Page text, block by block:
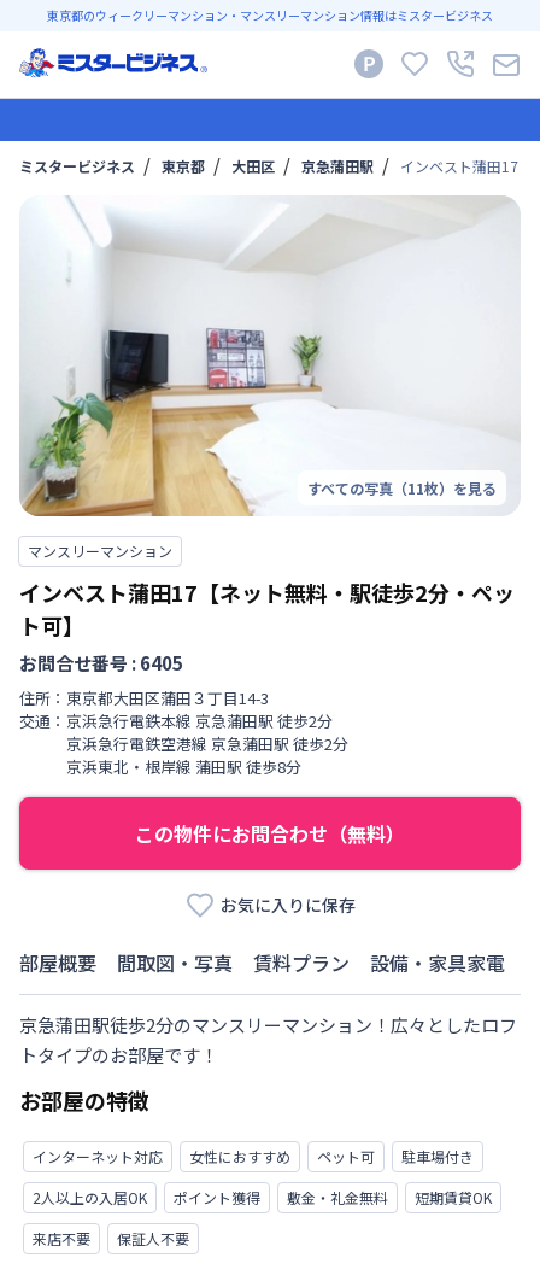
東京都のウィークリーマンション・マンスリーマンション情報はミスタービジネス
ミスタービジネス 東京都 大田区 京急蒲田駅 インベスト蒲田17【
すべての写真（11枚）を見る
マンスリーマンション
インベスト蒲田17【ネット無料・駅徒歩2分・ペッ
ト可】
お問合せ番号 :6405
住所： 東京都大田区蒲田３丁目14-3
交通： 京浜急行電鉄本線 京急蒲田駅 徒歩2分
京浜急行電鉄空港線 京急蒲田駅 徒歩2分
京浜東北・根岸線 蒲田駅 徒歩8分
この物件にお問合わせ（無料）
お気に入りに保存
部屋概要 間取図・写真 賃料プラン 設備・家具家電
京急蒲田駅徒歩2分のマンスリーマンション！広々としたロフ
トタイプのお部屋です！
お部屋の特徴
インターネット対応 女性におすすめ ペット可
駐車場付き
2人以上の入居OK
ポイント獲得 敷金・礼金無料
短期賃貸OK
来店不要
保証人不要